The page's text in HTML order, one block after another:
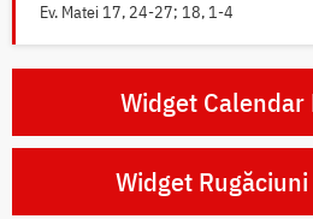
Ev. Matei 17, 24-27; 18, 1-4
Widget Calendar
Widget